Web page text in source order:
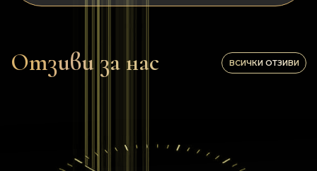
Отзиви за нас ВСИЧКИ ОТЗИВИ